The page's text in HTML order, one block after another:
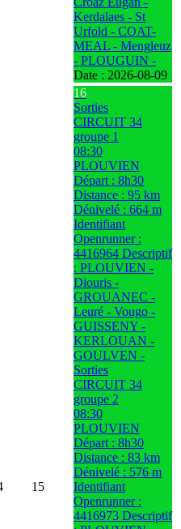
Kerdalaes - St
Urfold - COAT-
MEAL - Mengleuz
- PLOUGUIN -
Date : 2026-08-09
15
16
Sorties
CIRCUIT 34
groupe 1
08:30
PLOUVIEN
Départ : 8h30
Distance : 95 km
Dénivelé : 664 m
Identifiant
Openrunner :
4416964 Descriptif
: PLOUVIEN -
Diouris -
GROUANEC -
Leuré - Vougo -
GUISSENY -
KERLOUAN -
GOULVEN -
Sorties
CIRCUIT 34
groupe 2
08:30
PLOUVIEN
Départ : 8h30
Distance : 83 km
Dénivelé : 576 m
Identifiant
Openrunner :
4416973 Descriptif